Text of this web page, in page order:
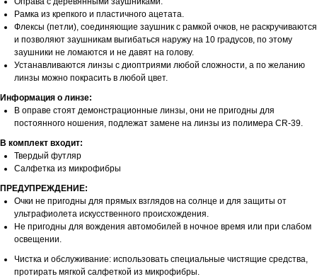
Рамка из крепкого и пластичного ацетата.
Флексы (петли), соединяющие заушник с рамкой очков, не раскручиваются
и позволяют заушникам выгибаться наружу на 10 градусов, по этому
заушники не ломаются и не давят на голову.
Устанавливаются линзы с диоптриями любой сложности, а по желанию
линзы можно покрасить в любой цвет.
Информация о линзе:
В оправе стоят демонстрационные линзы, они не пригодны для
постоянного ношения, подлежат замене на линзы из полимера CR-39.
В комплект входит:
Твердый футляр
Салфетка из микрофибры
ПРЕДУПРЕЖДЕНИЕ:
Очки не пригодны для прямых взглядов на солнце и для защиты от
ультрафиолета искусственного происхождения.
Не пригодны для вождения автомобилей в ночное время или при слабом
освещении.
Чистка и обслуживание: использовать специальные чистящие средства,
протирать мягкой салфеткой из микрофибры.